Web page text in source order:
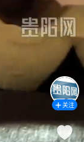
关注